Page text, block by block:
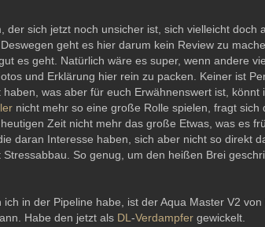
der sich jetzt noch unsicher ist, sich vielleicht doch
geht es hier darum kein Review zu
es geht. Natürlich wäre es super, wenn andere
und Erklärung hier rein zu packen. Keiner ist
was aber für euch Erwähnenswert ist,
nicht mehr so eine große Rolle spielen, fragt
Zeit nicht mehr das große Etwas, was es
daran Interesse haben, sich aber nicht so direkt
So genug, um den heißen Brei
ich in der Pipeline habe, ist der Aqua Master V2
Habe den jetzt als DL-Verdampfer gewickelt.